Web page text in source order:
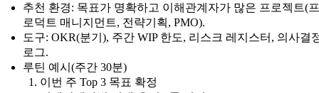
추천 환경: 목표가 명확하고 이해관계자가 많은 프로젝트(프
로덕트 매니지먼트, 전략기획, PMO).
도구: OKR(분기), 주간 WIP 한도, 리스크 레지스터, 의사결
로그.
루틴 예시(주간 30분)
이번 주 Top 3 목표 확정